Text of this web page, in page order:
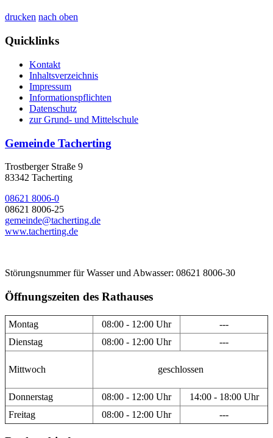
drucken nach oben
Quicklinks
Kontakt
Inhaltsverzeichnis
Impressum
Informationspflichten
Datenschutz
zur Grund- und Mittelschule
Gemeinde Tacherting
Trostberger Straße 9
83342 Tacherting
08621 8006-0
08621 8006-25
gemeinde@tacherting.de
www.tacherting.de
Störungsnummer für Wasser und Abwasser: 08621 8006-30
Öffnungszeiten des Rathauses
Montag 08:00 - 12:00 Uhr
---
Dienstag
08:00 - 12:00 Uhr ---
Mittwoch geschlossen
Donnerstag 08:00 - 12:00 Uhr
14:00 - 18:00 Uhr
Freitag
08:00 - 12:00 Uhr ---